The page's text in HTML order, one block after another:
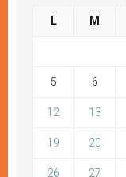
L M
5 6
12 13
19 20
26 27